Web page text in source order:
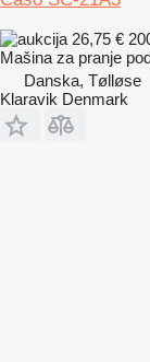
26,75 €
Mašina za pranje
Danska, Tølløse
Klaravik Denmark